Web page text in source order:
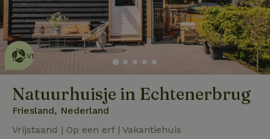
Dit natuurhuisje is eco-
vriendelijklees meer
Natuurhuisje in Echtenerbrug
Friesland, Nederland
Vrijstaand | Op een erf | Vakantiehuis